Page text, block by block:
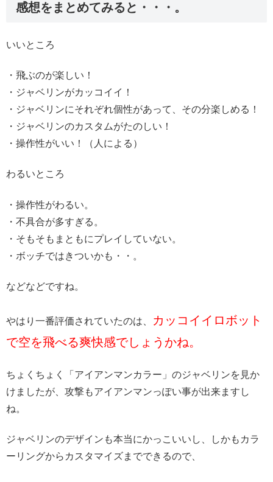
感想をまとめてみると・・・。
いいところ
・飛ぶのが楽しい！
・ジャベリンがカッコイイ！
・ジャベリンにそれぞれ個性があって、その分楽しめる！
・ジャベリンのカスタムがたのしい！
・操作性がいい！（人による）
わるいところ
・操作性がわるい。
・不具合が多すぎる。
・そもそもまともにプレイしていない。
・ボッチではきついかも・・。
などなどですね。
やはり一番評価されていたのは、
カッコイイロボット
で空を飛べる爽快感でしょうかね。
ちょくちょく「アイアンマンカラー」のジャベリンを見か
けましたが、攻撃もアイアンマンっぽい事が出来ますし
ね。
ジャベリンのデザインも本当にかっこいいし、しかもカラ
ーリングからカスタマイズまでできるので、